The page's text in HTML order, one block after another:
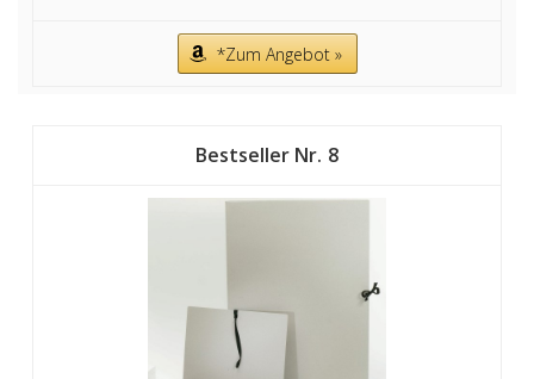
*Zum Angebot »
8